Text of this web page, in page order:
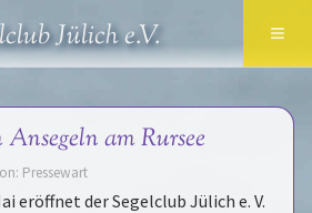
Jülich e.V. ≡
am Rursee
Pressewart
eröffnet der Segelclub Jülich e. V.